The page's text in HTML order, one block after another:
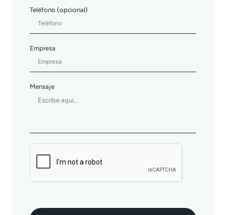
Teléfono (opcional)
Empresa
Mensaje